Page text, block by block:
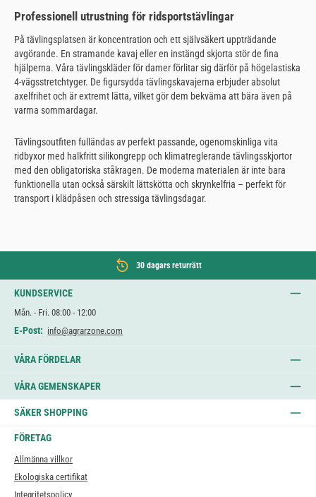
Professionell utrustning för ridsportstävlingar
På tävlingsplatsen är koncentration och ett självsäkert uppträdande
avgörande. En stramande kavaj eller en instängd skjorta stör de fina
hjälperna. Våra tävlingskläder för damer förlitar sig därför på högelastiska
4-vägsstretchtyger. De figursydda tävlingskavajerna erbjuder absolut
axelfrihet och är extremt lätta, vilket gör dem bekväma att bära även på
varma sommardagar.
Tävlingsoutfiten fulländas av perfekt passande, ogenomskinliga vita
ridbyxor med halkfritt silikongrepp och klimatreglerande tävlingsskjortor
med den obligatoriska ståkragen. De moderna materialen är inte bara
funktionella utan också särskilt lättskötta och skrynkelfria – perfekt för
transport i klädpåsen och stressiga tävlingsdagar.
30 dagars returrätt
KUNDSERVICE
Mån. - Fri. 08:00 - 12:00
E-Post: info@agrarzone.com
VÅRA FÖRDELAR
VÅRA GEMENSKAPER
SÄKER SHOPPING
FÖRETAG
Allmänna villkor
Ekologiska certifikat
Integritetspolicy